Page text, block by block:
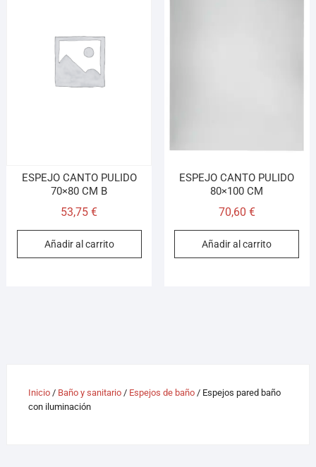
ESPEJO CANTO PULIDO
70×80 CM B
53,75€
Añadir al carrito
ESPEJO CANTO PULIDO
80×100 CM
70,60 €
Añadir al carrito
Inicio/ Baño y sanitario/ Espejos de baño/ Espejos pared baño
con iluminación